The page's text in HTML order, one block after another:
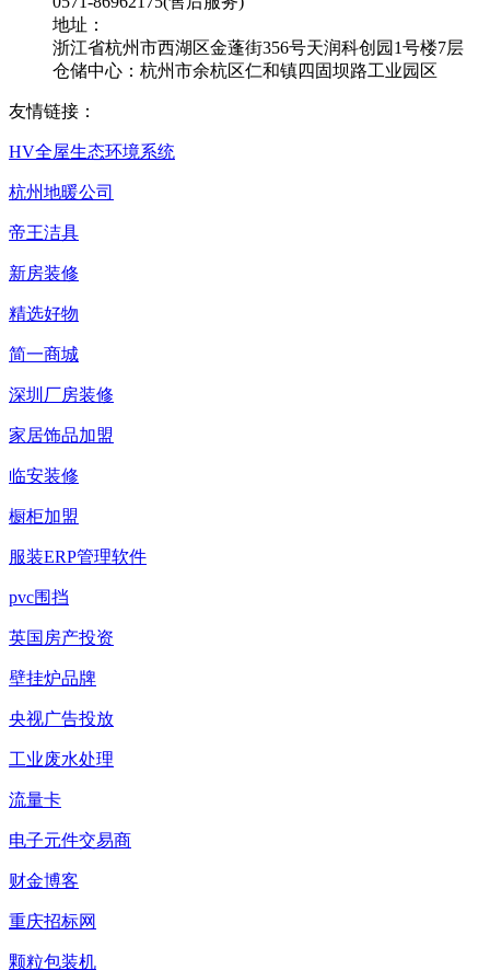
地址：
浙江省杭州市西湖区金蓬街356号天润科创园1号楼7层
仓储中心：杭州市余杭区仁和镇四固坝路工业园区
友情链接：
HV全屋生态环境系统
杭州地暖公司
帝王洁具
新房装修
精选好物
简一商城
深圳厂房装修
家居饰品加盟
临安装修
橱柜加盟
服装ERP管理软件
pvc围挡
英国房产投资
壁挂炉品牌
央视广告投放
工业废水处理
流量卡
电子元件交易商
财金博客
重庆招标网
颗粒包装机